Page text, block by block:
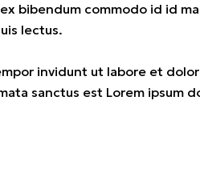
bibendum commodo id id
lectus.
invidunt ut labore et
sanctus est Lorem ipsum